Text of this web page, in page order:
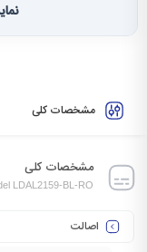
مشخصات کلی
مشخصات کلی
LDAL2159-BL-RO
اصالت